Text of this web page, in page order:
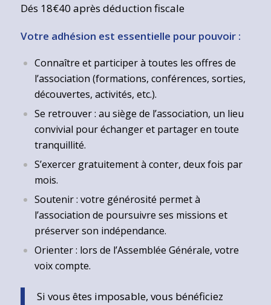
Dés 18€40 après déduction fiscale
Votre adhésion est essentielle pour pouvoir :
Connaître et participer à toutes les offres de
l’association (formations, conférences, sorties,
découvertes, activités, etc.).
Se retrouver : au siège de l’association, un lieu
convivial pour échanger et partager en toute
tranquillité.
S’exercer gratuitement à conter, deux fois par
mois.
Soutenir : votre générosité permet à
l’association de poursuivre ses missions et
préserver son indépendance.
Orienter : lors de l’Assemblée Générale, votre
voix compte.
Si vous êtes imposable, vous bénéficiez